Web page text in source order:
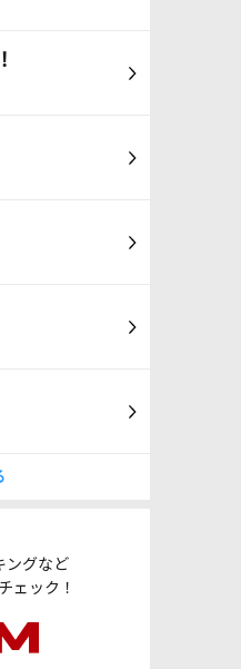
ングなど
ェック！